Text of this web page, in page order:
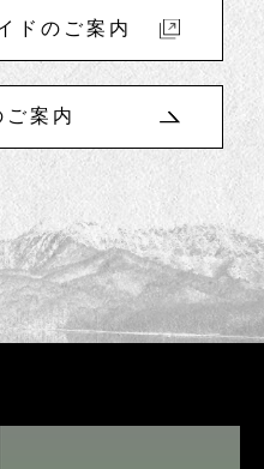
ドのご案内
ご案内